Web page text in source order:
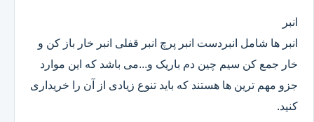
انبر
انبر ها شامل انبردست انبر پرچ انبر قفلی انبر خار باز کن و
خار جمع کن سیم چین دم باریک و...می باشد که این موارد
جزو مهم ترین ها هستند که باید تنوع زیادی از آن را خریداری
کنید.